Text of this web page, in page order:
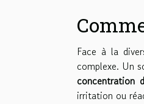
Face à la
complexe. Un
concentration
irritation ou